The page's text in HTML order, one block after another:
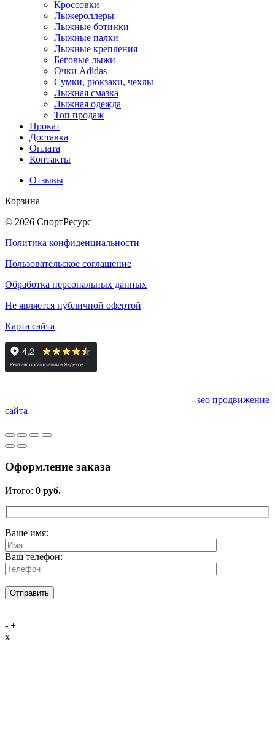
Кроссовки
Лыжероллеры
Лыжные ботинки
Лыжные палки
Лыжные крепления
Беговые лыжи
Очки Adidas
Сумки, рюкзаки, чехлы
Лыжная смазка
Лыжная одежда
Топ продаж
Прокат
Доставка
Оплата
Контакты
Отзывы
Корзина
© 2026 СпортРесурс
Политика конфиденциальности
Пользовательское соглашение
Обработка персональных данных
Не является публичной офертой
Карта сайта
- seo продвижение
сайта
Оформление заказа
Итого: 0 руб.
Ваше имя:
Ваш телефон:
- +
x